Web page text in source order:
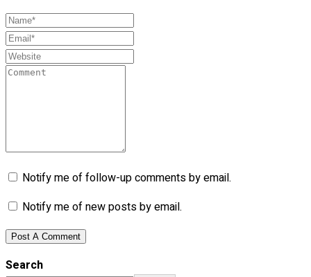
Notify me of follow-up comments by email.
Notify me of new posts by email.
Search